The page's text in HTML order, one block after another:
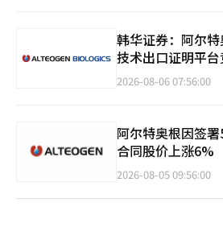
韩华证券：阿尔
技术出口证明平
2026-08-06 07:56:00
阿尔特奥根因签
合同股价上涨6%
2026-08-05 09:56:00